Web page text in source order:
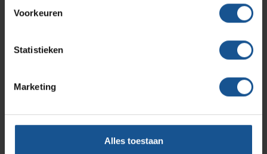
Voorkeuren
Statistieken
Marketing
Alles toestaan
Deksel sluit goed en reukvrij af, Gemakkelijk en goed
schoon te maken, Handen vrij door voetpedaal bediening
Offerte
Wilt u direct een vrijblijvende offerte voor dit product